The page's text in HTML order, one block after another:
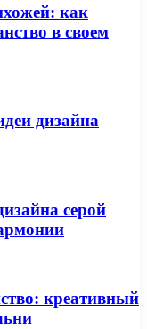
как
в своем
дизайна
серой
креативный